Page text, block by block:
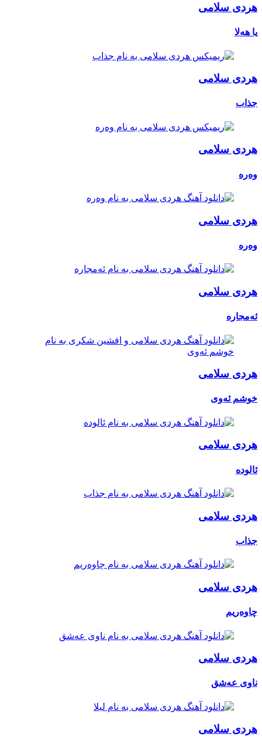
هردی سلامی
یا هەلا
هردی سلامی
جذاب
هردی سلامی
وەرە
هردی سلامی
وەرە
هردی سلامی
ئەمجارە
هردی سلامی
خوشم ئەوی
هردی سلامی
ئالوده
هردی سلامی
جذاب
هردی سلامی
چاوەریم
هردی سلامی
ناوی عەشق
هردی سلامی